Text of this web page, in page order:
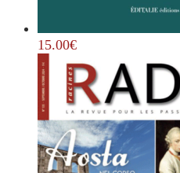
15.00€